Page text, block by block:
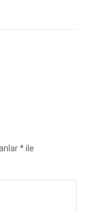
*ile